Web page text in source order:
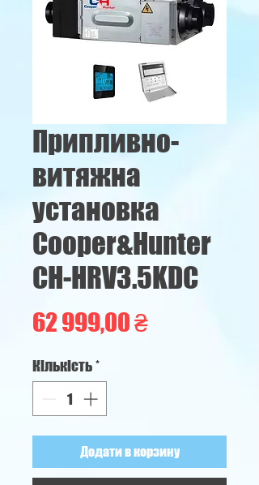
Припливно-
витяжна
установка
Cooper&Hunter
CH-HRV3.5KDC
62 999,00 ₴Ціна
Кількість*
Додати в корзину